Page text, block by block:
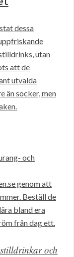
dessa
utan
att de
utvalda
än socker, men
och
genom att
Beställ de
bland era
från dag ett.
och